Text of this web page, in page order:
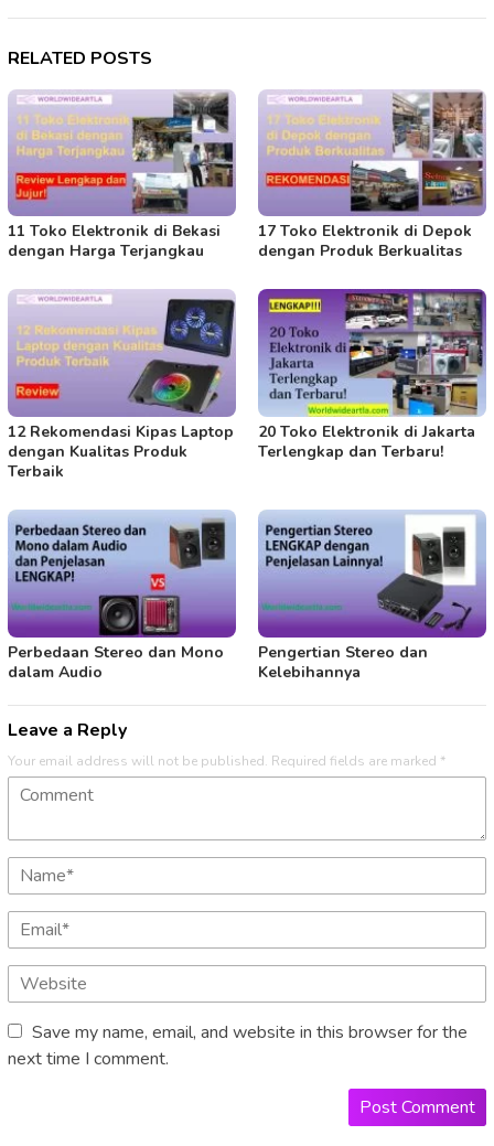
RELATED POSTS
11 Toko Elektronik di Bekasi
dengan Harga Terjangkau
17 Toko Elektronik di Depok
dengan Produk Berkualitas
12 Rekomendasi Kipas Laptop
dengan Kualitas Produk
Terbaik
20 Toko Elektronik di Jakarta
Terlengkap dan Terbaru!
Perbedaan Stereo dan Mono
dalam Audio
Pengertian Stereo dan
Kelebihannya
Leave a Reply
Your email address will not be published. Required fields are marked *
Save my name, email, and website in this browser for the
next time I comment.